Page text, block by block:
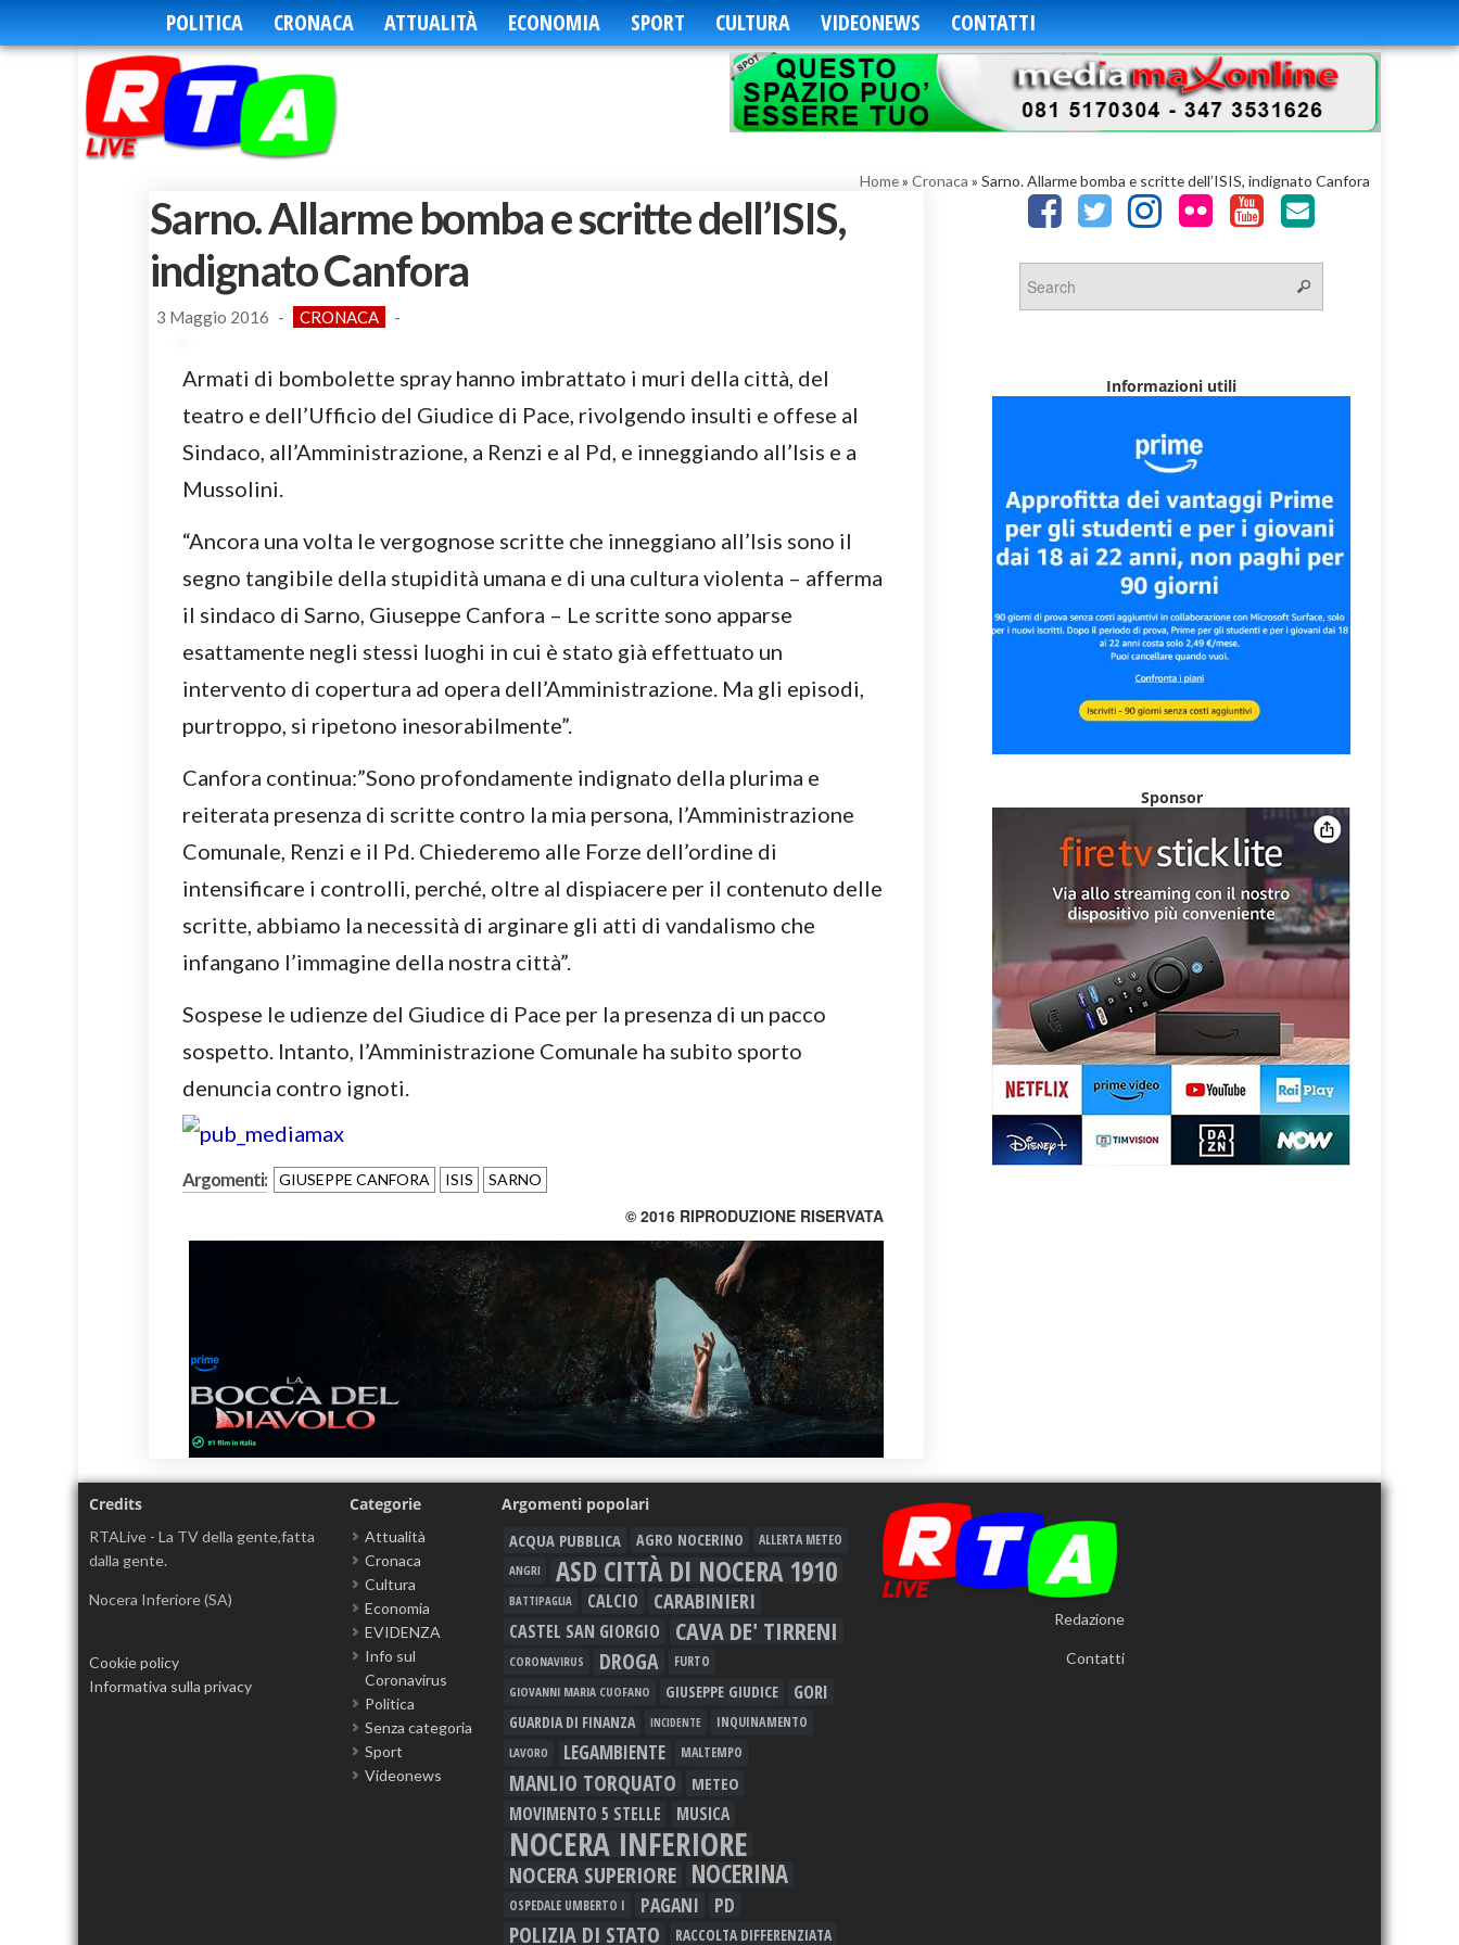
POLITICA CRONACA ATTUALITÀ ECONOMIA SPORT CULTURA VIDEONEWS CONTATTI
Home» Cronaca » Sarno. Allarme bomba e scritte dell’ISIS, indignato Canfora
Sarno. Allarme bomba e scritte dell’ISIS,
indignato Canfora
3 Maggio 2016 - CRONACA -
Armati di bombolette spray hanno imbrattato i muri della città, del
teatro e dell’Ufficio del Giudice di Pace, rivolgendo insulti e offese al
Sindaco, all’Amministrazione, a Renzi e al Pd, e inneggiando all’Isis e a
Mussolini.
“Ancora una volta le vergognose scritte che inneggiano all’Isis sono il
segno tangibile della stupidità umana e di una cultura violenta – afferma
il sindaco di Sarno, Giuseppe Canfora – Le scritte sono apparse
esattamente negli stessi luoghi in cui è stato già effettuato un
intervento di copertura ad opera dell’Amministrazione. Ma gli episodi,
purtroppo, si ripetono inesorabilmente”.
Canfora continua:”Sono profondamente indignato della plurima e
reiterata presenza di scritte contro la mia persona, l’Amministrazione
Comunale, Renzi e il Pd. Chiederemo alle Forze dell’ordine di
intensificare i controlli, perché, oltre al dispiacere per il contenuto delle
scritte, abbiamo la necessità di arginare gli atti di vandalismo che
infangano l’immagine della nostra città”.
Sospese le udienze del Giudice di Pace per la presenza di un pacco
sospetto. Intanto, l’Amministrazione Comunale ha subito sporto
denuncia contro ignoti.
Argomenti: GIUSEPPE CANFORA ISIS SARNO
© 2016 RIPRODUZIONE RISERVATA
Informazioni utili
Sponsor
Credits
RTALive - La TV della gente,fatta
dalla gente.
Nocera Inferiore (SA)
Cookie policy
Informativa sulla privacy
Categorie
Attualità
Cronaca
Cultura
Economia
EVIDENZA
Info sul
Coronavirus
Politica
Senza categoria
Sport
Videonews
Argomenti popolari
ACQUA PUBBLICA AGRO NOCERINO
ALLERTA METEO
ANGRI
ASD CITTÀ DI NOCERA 1910
BATTIPAGLIA CALCIO CARABINIERI
CASTEL SAN GIORGIO CAVA DE' TIRRENI
CORONAVIRUS DROGA FURTO
GIOVANNI MARIA CUOFANO GIUSEPPE GIUDICE GORI
GUARDIA DI FINANZA INCIDENTE INQUINAMENTO
LAVORO LEGAMBIENTE MALTEMPO
MANLIO TORQUATO METEO
MOVIMENTO 5 STELLE MUSICA
NOCERA INFERIORE
NOCERA SUPERIORE NOCERINA
OSPEDALE UMBERTO I PAGANI PD
POLIZIA DI STATO RACCOLTA DIFFERENZIATA
Redazione
Contatti